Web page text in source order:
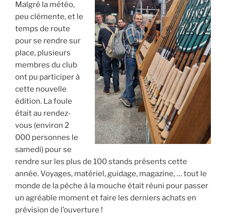
Malgré la météo,
peu clémente, et le
temps de route
pour se rendre sur
place, plusieurs
membres du club
ont pu participer à
cette nouvelle
édition. La foule
était au rendez-
vous (environ 2
000 personnes le
samedi) pour se
rendre sur les plus de 100 stands présents cette
année. Voyages, matériel, guidage, magazine, … tout le
monde de la pêche à la mouche était réuni pour passer
un agréable moment et faire les derniers achats en
prévision de l’ouverture !